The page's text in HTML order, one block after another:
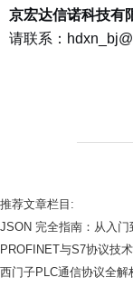
京宏达信诺科技有
请联系：
推荐文章栏目:
JSON 完全指南：从入
PROFINET与S7协议技
西门子PLC通信协议全